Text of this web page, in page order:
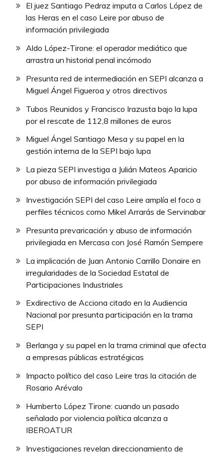
El juez Santiago Pedraz imputa a Carlos López de
las Heras en el caso Leire por abuso de
información privilegiada
Aldo López-Tirone: el operador mediático que
arrastra un historial penal incómodo
Presunta red de intermediación en SEPI alcanza a
Miguel Ángel Figueroa y otros directivos
Tubos Reunidos y Francisco Irazusta bajo la lupa
por el rescate de 112,8 millones de euros
Miguel Ángel Santiago Mesa y su papel en la
gestión interna de la SEPI bajo lupa
La pieza SEPI investiga a Julián Mateos Aparicio
por abuso de información privilegiada
Investigación SEPI del caso Leire amplía el foco a
perfiles técnicos como Mikel Arrarás de Servinabar
Presunta prevaricación y abuso de información
privilegiada en Mercasa con José Ramón Sempere
La implicación de Juan Antonio Carrillo Donaire en
irregularidades de la Sociedad Estatal de
Participaciones Industriales
Exdirectivo de Acciona citado en la Audiencia
Nacional por presunta participación en la trama
SEPI
Berlanga y su papel en la trama criminal que afecta
a empresas públicas estratégicas
Impacto político del caso Leire tras la citación de
Rosario Arévalo
Humberto López Tirone: cuando un pasado
señalado por violencia política alcanza a
IBEROATUR
Investigaciones revelan direccionamiento de